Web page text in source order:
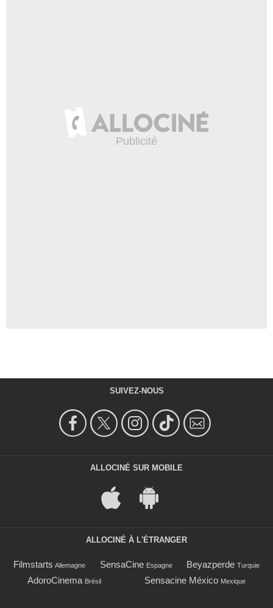
SUIVEZ-NOUS
ALLOCINÉ SUR MOBILE
ALLOCINÉ À L'ÉTRANGER
Filmstarts Allemagne SensaCine Espagne Beyazperde Turquie
AdoroCinema Brésil Sensacine México Mexique